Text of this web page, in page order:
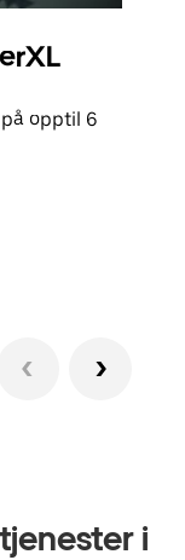
opptil 6
i